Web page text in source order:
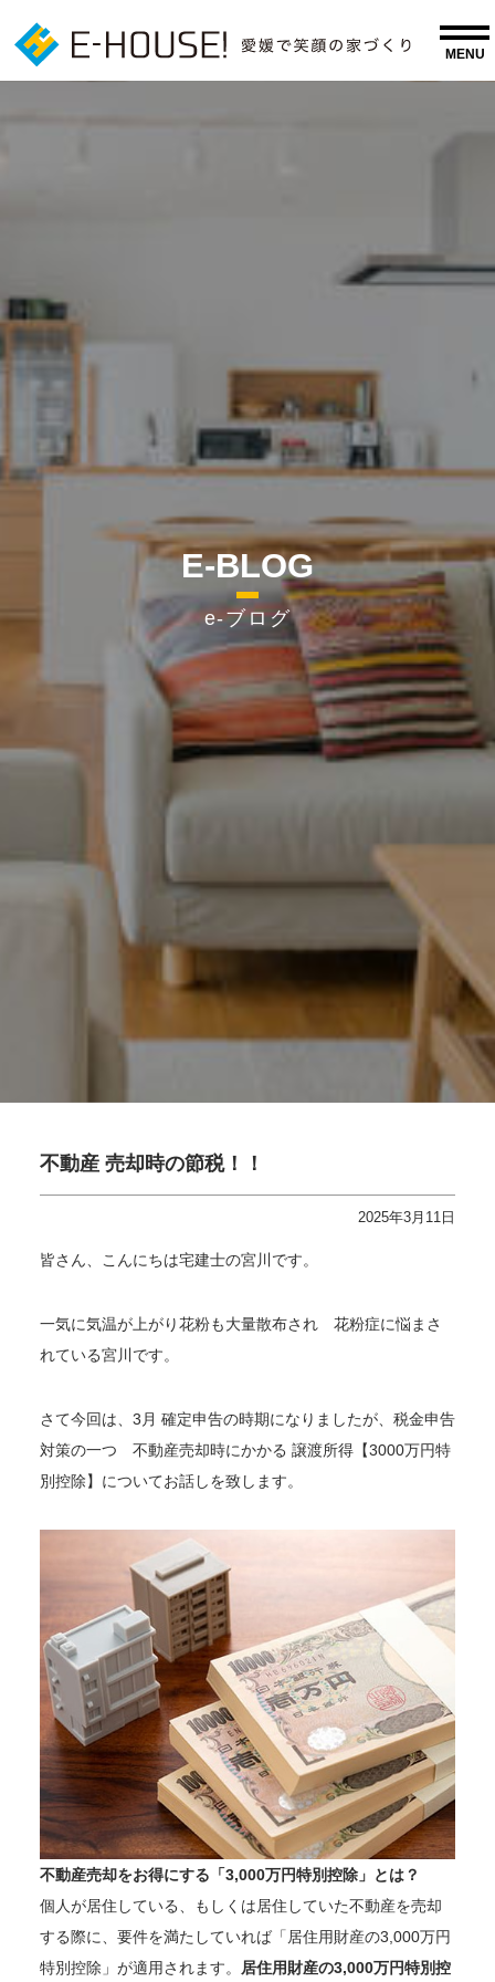
E-BLOG
e-ブログ
不動産 売却時の節税！！
2025年3月11日
皆さん、こんにちは宅建士の宮川です。
一気に気温が上がり花粉も大量散布され 花粉症に悩まさ
れている宮川です。
さて今回は、3月 確定申告の時期になりましたが、税金申告
対策の一つ 不動産売却時にかかる 譲渡所得【3000万円特
別控除】についてお話しを致します。
不動産売却をお得にする「3,000万円特別控除」とは？
個人が居住している、もしくは居住していた不動産を売却
する際に、要件を満たしていれば「居住用財産の3,000万円
特別控除」が適用されます。
居住用財産の3,000万円特別控